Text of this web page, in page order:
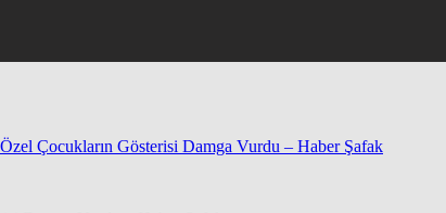
Çocukların Gösterisi Damga Vurdu – Haber Şafak